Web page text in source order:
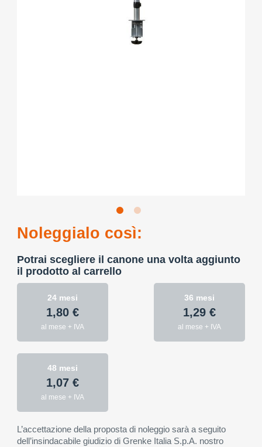
Noleggialo così:
Potrai scegliere il canone una volta aggiunto
il prodotto al carrello
24 mesi
1,80 €
al mese + IVA
36 mesi
1,29 €
al mese + IVA
48 mesi
1,07 €
al mese + IVA
L’accettazione della proposta di noleggio sarà a seguito
dell’insindacabile giudizio di Grenke Italia S.p.A. nostro